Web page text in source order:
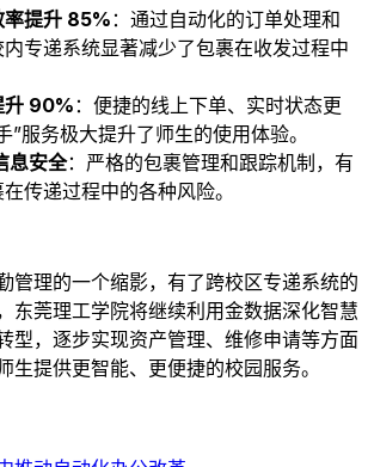
率提升 85%：通过自动化的订单处理和
专递系统显著减少了包裹在收发过程中
升 90% ：便捷的线上下单、实时状态更
”服务极大提升了师生的使用体验。
息安全：严格的包裹管理和跟踪机制，有
传递过程中的各种风险。
管理的一个缩影，有了跨校区专递系统的
东莞理工学院将继续利用金数据深化智慧
型，逐步实现资产管理、维修申请等方面
生提供更智能、更便捷的校园服务。